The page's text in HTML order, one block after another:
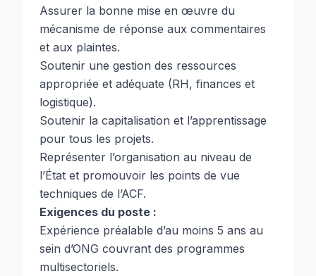
Assurer la bonne mise en œuvre du
mécanisme de réponse aux commentaires
et aux plaintes.
Soutenir une gestion des ressources
appropriée et adéquate (RH, finances et
logistique).
Soutenir la capitalisation et l’apprentissage
pour tous les projets.
Représenter l’organisation au niveau de
l’État et promouvoir les points de vue
techniques de l’ACF.
Exigences du poste :
Expérience préalable d’au moins 5 ans au
sein d’ONG couvrant des programmes
multisectoriels.